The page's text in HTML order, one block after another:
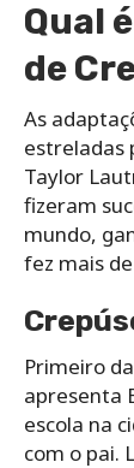
Qual
de
As
estreladas
Taylor
fizeram
mundo,
fez mais
Primeiro
apresenta
escola na
com o pai.